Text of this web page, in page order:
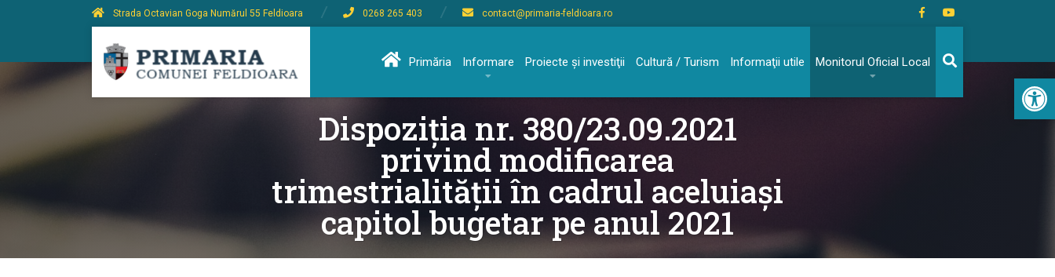
Strada Octavian Goga Numărul 55 Feldioara 0268 265 403 contact@primaria-feldioara.ro
Primăria Informare Proiecte şi investiţii Cultură / Turism Informaţii utile Monitorul Oficial Local
Dispoziția nr. 380/23.09.2021
privind modificarea
trimestrialității în cadrul aceluiași
capitol bugetar pe anul 2021